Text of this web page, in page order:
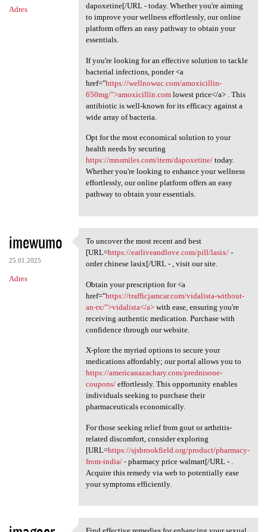
Adres
dapoxetine[/URL - today. Whether you're aiming
to improve your wellness effortlessly, our online
platform offers an easy pathway to obtain your
essentials.
If you're looking for an effective solution to tackle
bacterial infections, ponder <a
href="https://wellnowuc.com/amoxicillin-
650mg/">amoxicillin.comlowest price</a> . This
antibiotic is well-known for its efficacy against a
wide array of bacteria.
Opt for the most economical solution to your
health needs by securing
https://mnsmiles.com/item/dapoxetine/today.
Whether you're looking to enhance your wellness
effortlessly, our online platform offers an easy
pathway to obtain your essentials.
imewumo
25.01.2025
Adres
To uncover the most recent
To uncover the most recent and best
[URL=https://eatliveandlove.com/pill/lasix/-
order chinese lasix[/URL - , visit our site.
Obtain your prescription for <a
href="https://trafficjamcar.com/vidalista-without-
an-rx/">vidalista</a>with ease, ensuring you're
receiving authentic medication. Purchase with
confidence through our website.
X-plore the myriad options to secure your
medications affordably; our portal allows you to
https://americanazachary.com/prednisone-
coupons/effortlessly. This opportunity enables
individuals seeking to purchase their
pharmaceuticals economically.
For those seeking relief from gout or arthritis-
related discomfort, consider exploring
[URL=https://sjsbrookfield.org/product/pharmacy-
from-india/- pharmacy price walmart[/URL - .
Acquire this remedy via web to potentially ease
your symptoms efficiently.